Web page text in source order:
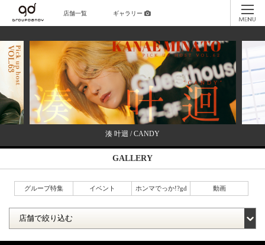
店舗一覧 ギャラリー
湊 叶迴 / CANDY
GALLERY
グループ特集 イベント ホンマでっか!?gd 動画